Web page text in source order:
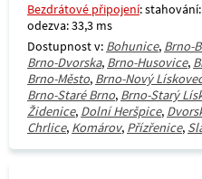
Bezdrátové připojení:
odezva: 33,3 ms
Dostupnost v: Bohunice, Brno-
Brno-Dvorska, Brno-Husovice,
Brno-Město, Brno-Nový
Brno-Staré Brno, Brno-Starý
Židenice, Dolní Heršpice,
Chrlice, Komárov, Přízřenice,